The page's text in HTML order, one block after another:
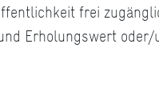
frei
Erholungswert